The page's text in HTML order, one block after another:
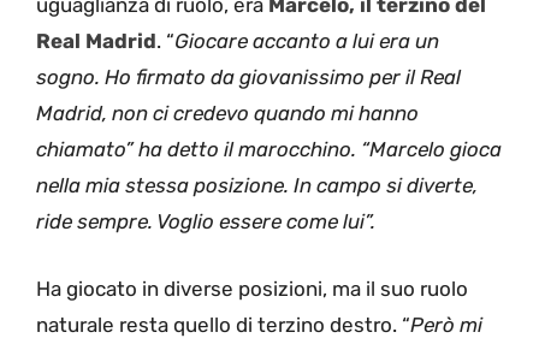
uguaglianza di ruolo, era Marcelo, il terzino del
Real Madrid. “Giocare accanto a lui era un
sogno. Ho firmato da giovanissimo per il Real
Madrid, non ci credevo quando mi hanno
chiamato” ha detto il marocchino. “Marcelo gioca
nella mia stessa posizione. In campo si diverte,
ride sempre. Voglio essere come lui”.
Ha giocato in diverse posizioni, ma il suo ruolo
naturale resta quello di terzino destro. “Però mi